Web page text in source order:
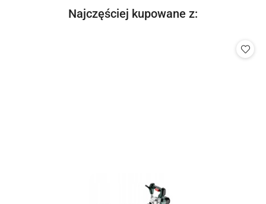
Pomiń karuzelę produktów
Produkty
Najczęściej kupowane z: